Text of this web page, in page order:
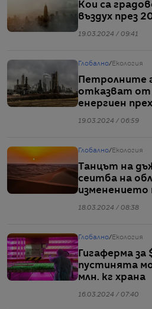
Кои са
въздух през
19.03.2024 / 09:41
Глобално/ Екология
Петролните
отказват от
енергиен
19.03.2024 / 06:59
Глобално/ Екология
Танцът на
сеитба на
изменението
18.03.2024 / 08:38
Глобално/ Екология
Гигаферма за
пустинята
млн. кг храна
16.03.2024 / 07:40